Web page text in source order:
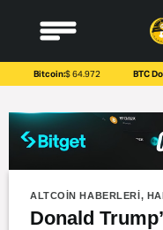
content
Bitcoin:$ 64.972 BTC
ALTCOIN HABERLERI,
Donald